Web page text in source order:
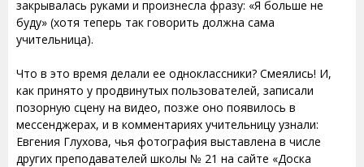
закрывалась руками и произнесла фразу: «Я больше не
буду» (хотя теперь так говорить должна сама
учительница).
Что в это время делали ее одноклассники? Смеялись! И,
как принято у продвинутых пользователей, записали
позорную сцену на видео, позже оно появилось в
мессенджерах, и в комментариях учительницу узнали:
Евгения Глухова, чья фотография выставлена в числе
других преподавателей школы № 21 на сайте «Доска